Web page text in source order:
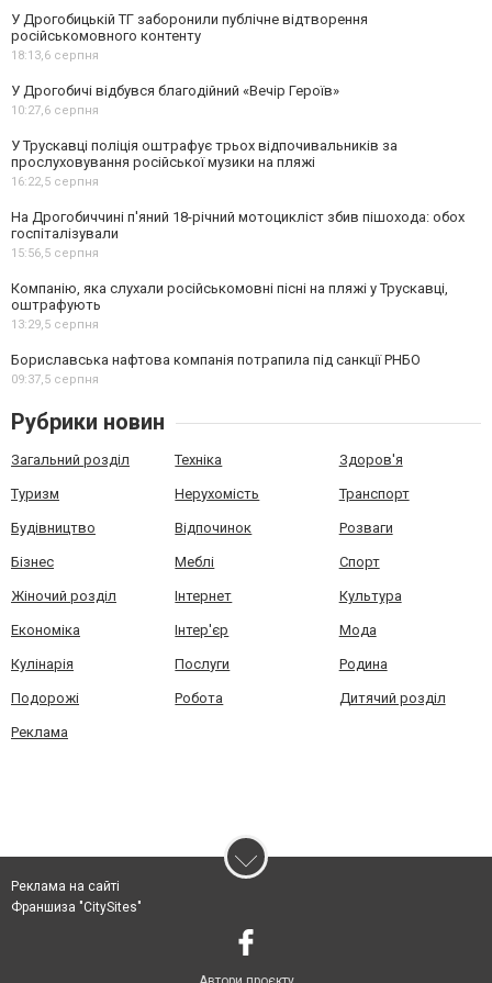
У Дрогобицькій ТГ заборонили публічне відтворення
російськомовного контенту
18:13,6 серпня
У Дрогобичі відбувся благодійний «Вечір Героїв»
10:27,6 серпня
У Трускавці поліція оштрафує трьох відпочивальників за
прослуховування російської музики на пляжі
16:22,5 серпня
На Дрогобиччині п'яний 18-річний мотоцикліст збив пішохода: обох
госпіталізували
15:56,5 серпня
Компанію, яка слухали російськомовні пісні на пляжі у Трускавці,
оштрафують
13:29,5 серпня
Бориславська нафтова компанія потрапила під санкції РНБО
09:37,5 серпня
Рубрики новин
Загальний розділ Техніка Здоров'я
Туризм Нерухомість Транспорт
Будівництво Відпочинок Розваги
Бізнес Меблі Спорт
Жіночий розділ Інтернет Культура
Економіка Інтер'єр Мода
Кулінарія Послуги Родина
Подорожі Робота Дитячий розділ
Реклама
Реклама на сайті
Франшиза "CitySites"